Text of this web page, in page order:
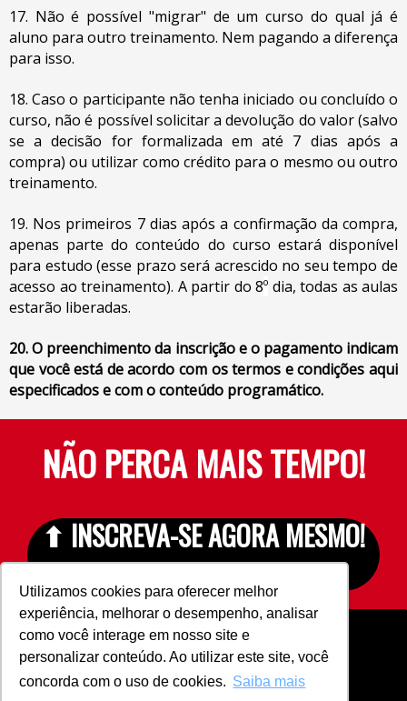
Utilizamos cookies para oferecer melhor
experiência, melhorar o desempenho, analisar
como você interage em nosso site e
personalizar conteúdo. Ao utilizar este site, você
concorda com o uso de cookies. Saiba mais
17. Não é possível "migrar" de um curso do qual já é
aluno para outro treinamento. Nem pagando a diferença
para isso.
18. Caso o participante não tenha iniciado ou concluído o
curso, não é possível solicitar a devolução do valor (salvo
se a decisão for formalizada em até 7 dias após a
compra) ou utilizar como crédito para o mesmo ou outro
treinamento.
19. Nos primeiros 7 dias após a confirmação da compra,
apenas parte do conteúdo do curso estará disponível
para estudo (esse prazo será acrescido no seu tempo de
acesso ao treinamento). A partir do 8º dia, todas as aulas
estarão liberadas.
20. O preenchimento da inscrição e o pagamento indicam
que você está de acordo com os termos e condições aqui
especificados e com o conteúdo programático.
NÃO PERCA MAIS TEMPO!
⬆ INSCREVA-SE AGORA MESMO!
⬆
Site:www.escola.digitalista.com.br